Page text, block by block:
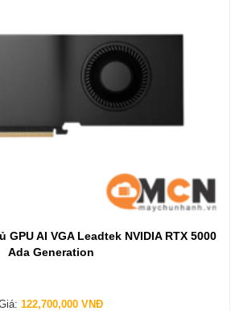
GPU AI VGA Leadtek NVIDIA RTX 5000
Ada Generation
122,700,000 VNĐ